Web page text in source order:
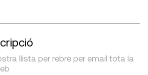
llista per rebre per email tota la